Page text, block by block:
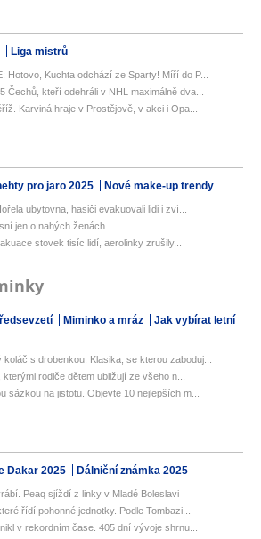
Liga mistrů
Hotovo, Kuchta odchází ze Sparty! Míří do P...
Čechů, kteří odehráli v NHL maximálně dva...
Karviná hraje v Prostějově, v akci i Opa...
pro jaro 2025 Nové make-up trendy
ubytovna, hasiči evakuovali lidi i zví...
jen o nahých ženách
stovek tisíc lidí, aerolinky zrušily...
Miminko a mráz
Jak vybírat letní
s drobenkou. Klasika, se kterou zaboduj...
rodiče dětem ubližují ze všeho n...
sázkou na jistotu. Objevte 10 nejlepších m...
Dakar 2025 Dálniční známka 2025
Peaq sjíždí z linky v Mladé Boleslavi
řídí pohonné jednotky. Podle Tombazi...
v rekordním čase. 405 dní vývoje shrnu...